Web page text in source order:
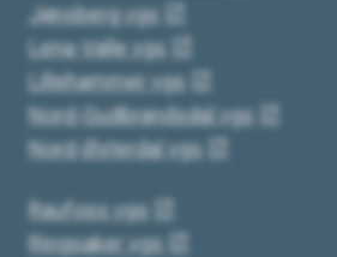
Jønsberg vgs
Lena-Valle vgs
Lillehammer vgs
Nord-Gudbrandsdal vgs
Nord-Østerdal vgs
Raufoss vgs
Ringsaker vgs